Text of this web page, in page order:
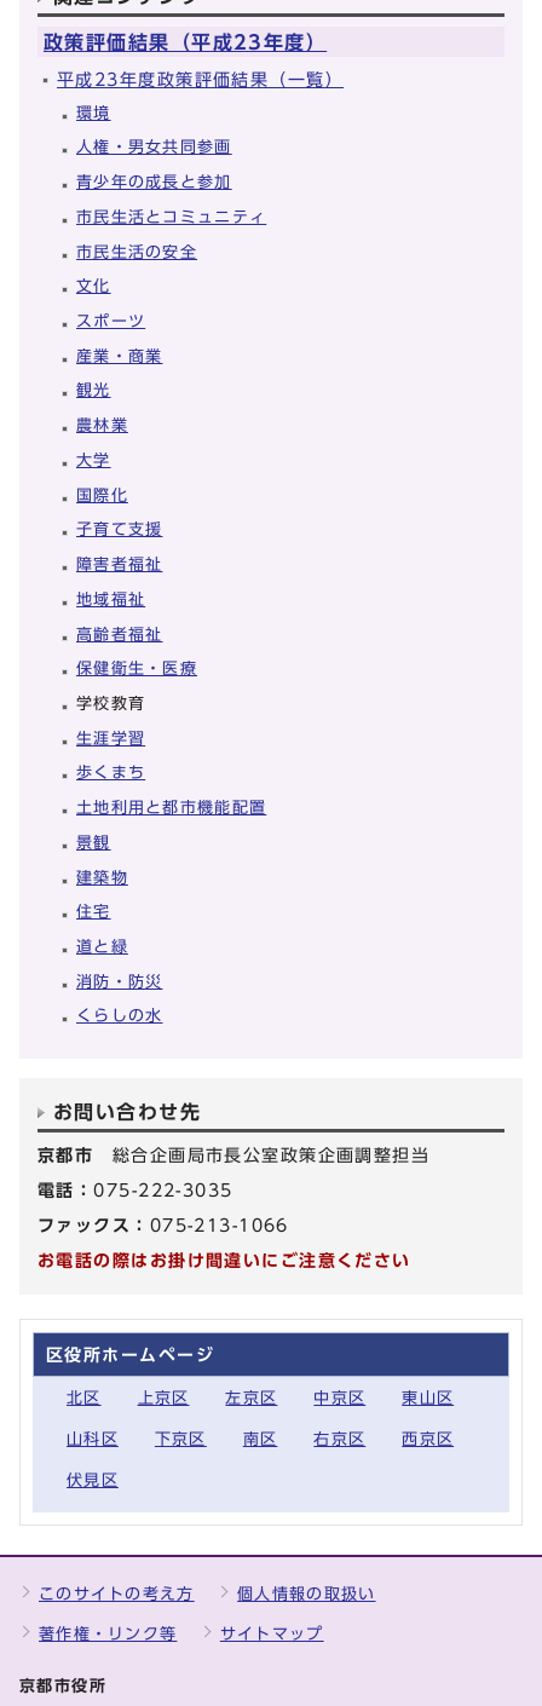
政策評価結果（平成23年度）
平成23年度政策評価結果（一覧）
環境
人権・男女共同参画
青少年の成長と参加
市民生活とコミュニティ
市民生活の安全
文化
スポーツ
産業・商業
観光
農林業
大学
国際化
子育て支援
障害者福祉
地域福祉
高齢者福祉
保健衛生・医療
学校教育
生涯学習
歩くまち
土地利用と都市機能配置
景観
建築物
住宅
道と緑
消防・防災
くらしの水
お問い合わせ先
京都市 総合企画局市長公室政策企画調整担当
電話：075-222-3035
ファックス： 075-213-1066
お電話の際はお掛け間違いにご注意ください
区役所ホームページ
北区 上京区 左京区 中京区 東山区
山科区 下京区 南区 右京区 西京区
伏見区
このサイトの考え方 個人情報の取扱い
著作権・リンク等 サイトマップ
京都市役所